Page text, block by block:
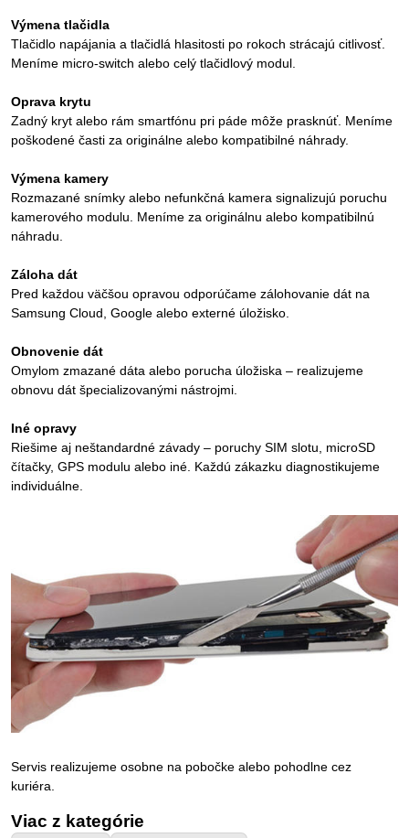
Výmena tlačidla
Tlačidlo napájania a tlačidlá hlasitosti po rokoch strácajú citlivosť.
Meníme micro-switch alebo celý tlačidlový modul.
Oprava krytu
Zadný kryt alebo rám smartfónu pri páde môže prasknúť. Meníme
poškodené časti za originálne alebo kompatibilné náhrady.
Výmena kamery
Rozmazané snímky alebo nefunkčná kamera signalizujú poruchu
kamerového modulu. Meníme za originálnu alebo kompatibilnú
náhradu.
Záloha dát
Pred každou väčšou opravou odporúčame zálohovanie dát na
Samsung Cloud, Google alebo externé úložisko.
Obnovenie dát
Omylom zmazané dáta alebo porucha úložiska – realizujeme
obnovu dát špecializovanými nástrojmi.
Iné opravy
Riešime aj neštandardné závady – poruchy SIM slotu, microSD
čítačky, GPS modulu alebo iné. Každú zákazku diagnostikujeme
individuálne.
Servis realizujeme osobne na pobočke alebo pohodlne cez
kuriéra.
Viac z kategórie